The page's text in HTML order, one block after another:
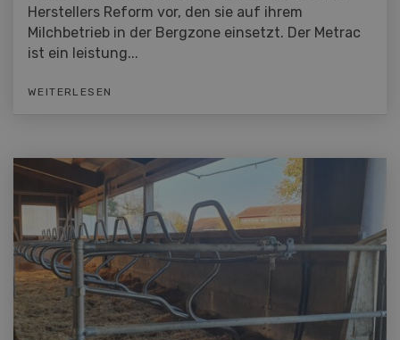
Herstellers Reform vor, den sie auf ihrem
Milchbetrieb in der Bergzone einsetzt. Der Metrac
ist ein leistung...
WEITERLESEN